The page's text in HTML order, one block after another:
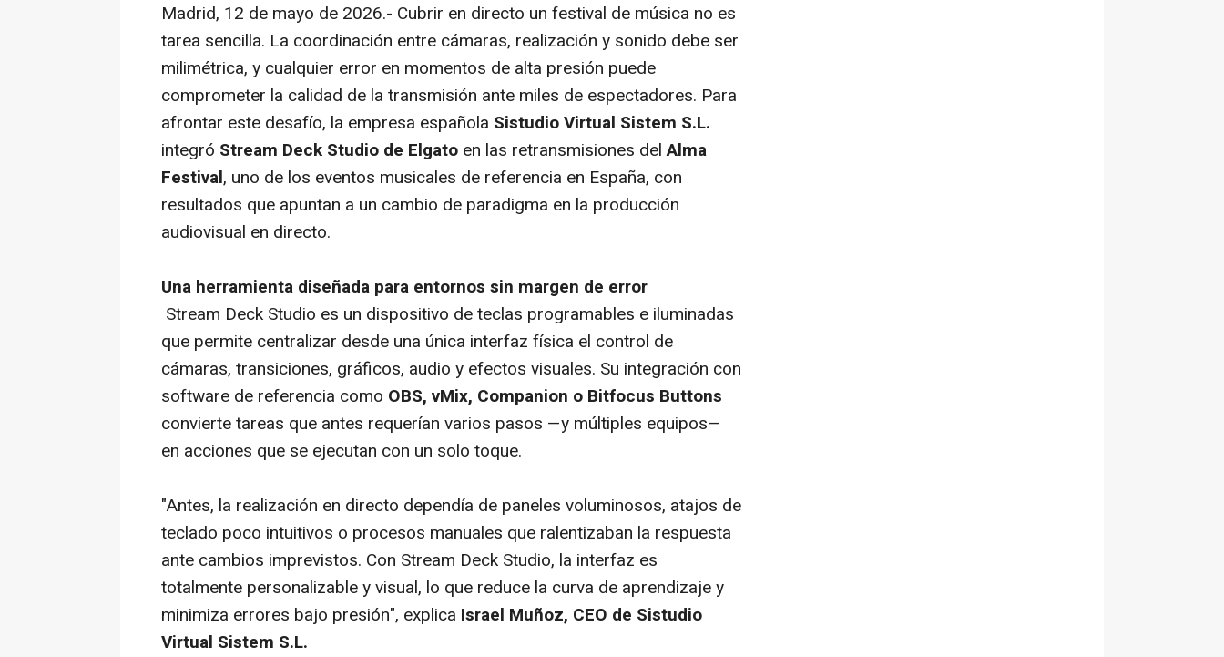
Madrid, 12 de mayo de 2026.- Cubrir en directo un festival de música no es
tarea sencilla. La coordinación entre cámaras, realización y sonido debe ser
milimétrica, y cualquier error en momentos de alta presión puede
comprometer la calidad de la transmisión ante miles de espectadores. Para
afrontar este desafío, la empresa española Sistudio Virtual Sistem S.L.
integró Stream Deck Studio de Elgato en las retransmisiones delAlma
Festival, uno de los eventos musicales de referencia en España, con
resultados que apuntan a un cambio de paradigma en la producción
audiovisual en directo.
Una herramienta diseñada para entornos sin margen de error
Stream Deck Studio es un dispositivo de teclas programables e iluminadas
que permite centralizar desde una única interfaz física el control de
cámaras, transiciones, gráficos, audio y efectos visuales. Su integración con
software de referencia como OBS, vMix, Companion o Bitfocus Buttons
convierte tareas que antes requerían varios pasos —y múltiples equipos—
en acciones que se ejecutan con un solo toque.
"Antes, la realización en directo dependía de paneles voluminosos, atajos de
teclado poco intuitivos o procesos manuales que ralentizaban la respuesta
ante cambios imprevistos. Con Stream Deck Studio, la interfaz es
totalmente personalizable y visual, lo que reduce la curva de aprendizaje y
minimiza errores bajo presión", explica Israel Muñoz, CEO de Sistudio
Virtual Sistem S.L.